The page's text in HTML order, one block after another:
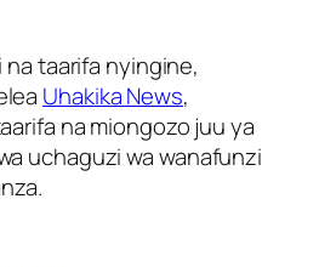
na taarifa nyingine,
Uhakika News,
na miongozo juu ya
uchaguzi wa wanafunzi